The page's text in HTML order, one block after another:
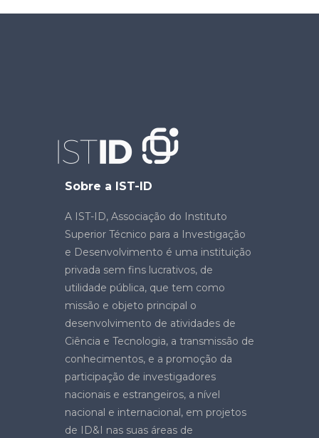
Sobre a IST-ID
A IST-ID, Associação do Instituto
Superior Técnico para a Investigação
e Desenvolvimento é uma instituição
privada sem fins lucrativos, de
utilidade pública, que tem como
missão e objeto principal o
desenvolvimento de atividades de
Ciência e Tecnologia, a transmissão de
conhecimentos, e a promoção da
participação de investigadores
nacionais e estrangeiros, a nível
nacional e internacional, em projetos
de ID&I nas suas áreas de